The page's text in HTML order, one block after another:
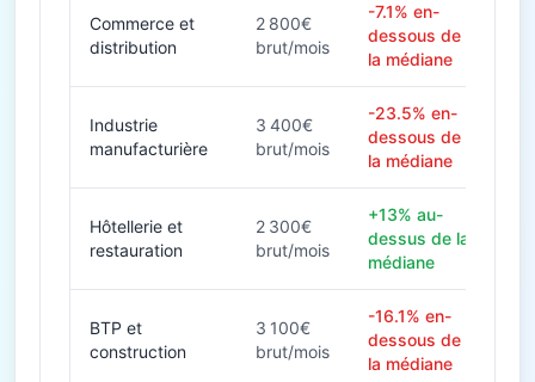
Commerce et
distribution
2 800€
brut/mois
-7.1% en-
dessous de
la médiane
Industrie
manufacturière
3 400€
brut/mois
-23.5% en-
dessous de
la médiane
Hôtellerie et
restauration
2 300€
brut/mois
+13% au-
dessus de la
médiane
BTP et
construction
3 100€
brut/mois
-16.1% en-
dessous de
la médiane